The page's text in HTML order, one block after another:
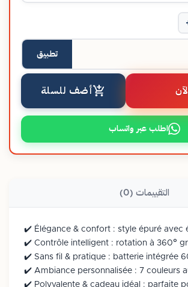
تطبيق
أضف للسلة
اطلب عبر واتساب
التقييمات (0)
✔️ Élégance & confort : style épuré avec
✔️ Contrôle intelligent : rotation à 360°
✔️ Sans fil & pratique : batterie intégrée
✔️ Ambiance personnalisée : 7 couleurs
✔️ Polyvalente & cadeau idéal : parfaite